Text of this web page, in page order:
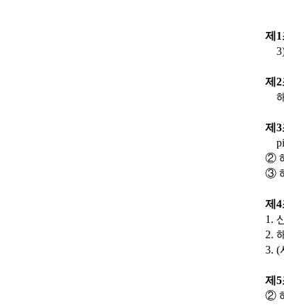
제 1
제 2
제 3
②
③
제 4
1.
2.
3. (
제 5
②